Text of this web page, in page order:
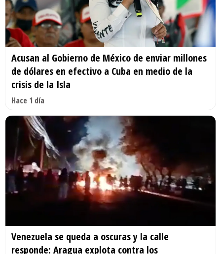
Acusan al Gobierno de México de enviar millones
de dólares en efectivo a Cuba en medio de la
crisis de la Isla
Hace 1 día
Venezuela se queda a oscuras y la calle
responde: Aragua explota contra los